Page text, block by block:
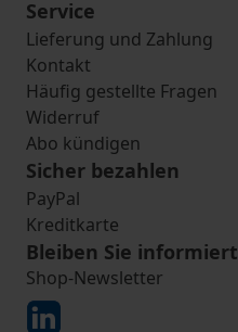
Service
Lieferung und Zahlung
Kontakt
Häufig gestellte Fragen
Widerruf
Abo kündigen
Sicher bezahlen
PayPal
Kreditkarte
Bleiben Sie informiert
Shop-Newsletter